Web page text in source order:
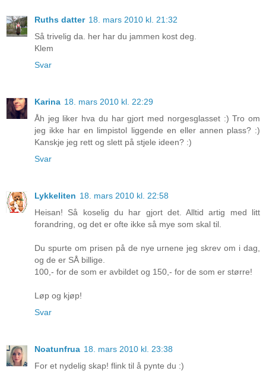
Ruths datter 18. mars 2010 kl. 21:32
Så trivelig da. her har du jammen kost deg.
Klem
Svar
Karina 18. mars 2010 kl. 22:29
Åh jeg liker hva du har gjort med norgesglasset :) Tro om
jeg ikke har en limpistol liggende en eller annen plass? :)
Kanskje jeg rett og slett på stjele ideen? :)
Svar
Lykkeliten 18. mars 2010 kl. 22:58
Heisan! Så koselig du har gjort det. Alltid artig med litt
forandring, og det er ofte ikke så mye som skal til.
Du spurte om prisen på de nye urnene jeg skrev om i dag,
og de er SÅ billige.
100,- for de som er avbildet og 150,- for de som er større!
Løp og kjøp!
Svar
Noatunfrua 18. mars 2010 kl. 23:38
For et nydelig skap! flink til å pynte du :)